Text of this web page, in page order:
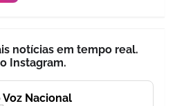
notícias em tempo real.
Instagram.
Voz Nacional